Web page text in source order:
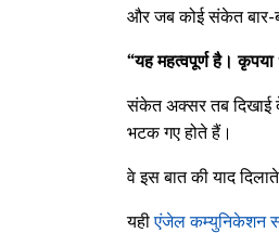
और जब कोई संकेत बार-
“यह महत्वपूर्ण है। कृपया
संकेत अक्सर तब दिखाई
भटक गए होते हैं।
वे इस बात की याद
यहीएंजेल कम्युनिकेशन